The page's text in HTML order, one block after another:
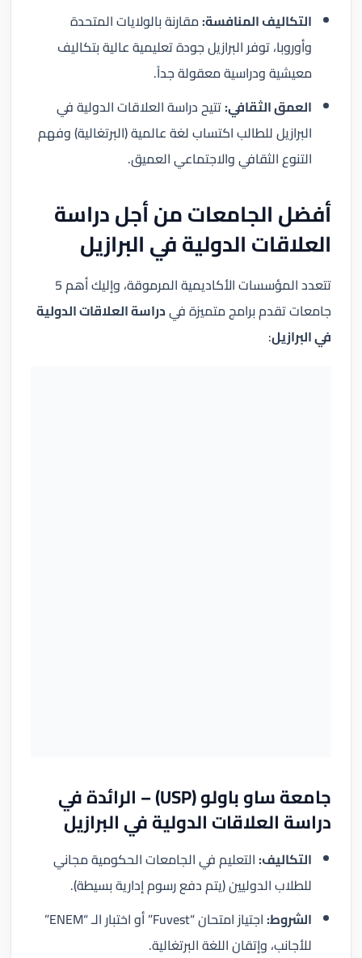
التكاليف المنافسة:مقارنة بالولايات المتحدة
وأوروبا، توفر البرازيل جودة تعليمية عالية بتكاليف
معيشية ودراسية معقولة جداً.
العمق الثقافي:تتيح دراسة العلاقات الدولية في
البرازيل للطالب اكتساب لغة عالمية (البرتغالية) وفهم
التنوع الثقافي والاجتماعي العميق.
أفضل الجامعات من أجل دراسة
العلاقات الدولية في البرازيل
تتعدد المؤسسات الأكاديمية المرموقة، وإليك أهم 5
جامعات تقدم برامج متميزة فيدراسة العلاقات الدولية
في البرازيل:
جامعة ساو باولو (USP) – الرائدة في
دراسة العلاقات الدولية في البرازيل
التكاليف:التعليم في الجامعات الحكومية مجاني
للطلاب الدوليين (يتم دفع رسوم إدارية بسيطة).
الشروط:
اجتياز امتحان “Fuvest” أو اختبار الـ “ENEM”
للأجانب، وإتقان اللغة البرتغالية.